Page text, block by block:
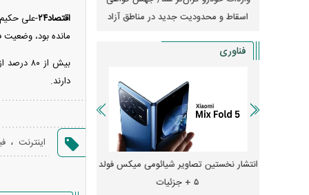
اقتصاد۲۴
-علی
مانده بود،
بیش از
دارند.
اینترنت ،
اسقاط و محدودیت جدید در مناطق آزاد
جدید در بازار
فناوری
انتشار نخستین تصاویر شیائومی میکس فولد
۵ + جزئیات